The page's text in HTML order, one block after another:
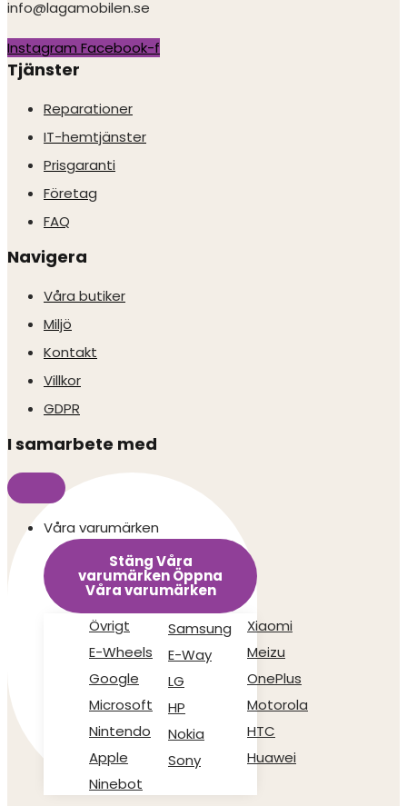
info@lagamobilen.se
Instagram Facebook-f
Tjänster
Reparationer
IT-hemtjänster
Prisgaranti
Företag
FAQ
Navigera
Våra butiker
Miljö
Kontakt
Villkor
GDPR
I samarbete med
Våra varumärken
Stäng Våra
varumärkenÖppna
Våra varumärken
Övrigt
E-Wheels
Google
Microsoft
Nintendo
Apple
Ninebot
Samsung
E-Way
LG
HP
Nokia
Sony
Xiaomi
Meizu
OnePlus
Motorola
HTC
Huawei